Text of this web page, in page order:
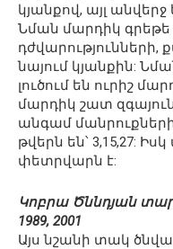
կյանքով, այլ
Նման մարդիկ գրեթե
դժվարությունների,
նայում կյանքին:
լուծում են ուրիշ
մարդիկ շատ
անգամ
թվերն են՝ 3,15,27:
փետրվարն է:
Կոբրա Ծննդյան
1989, 2001
Այս նշանի տակ